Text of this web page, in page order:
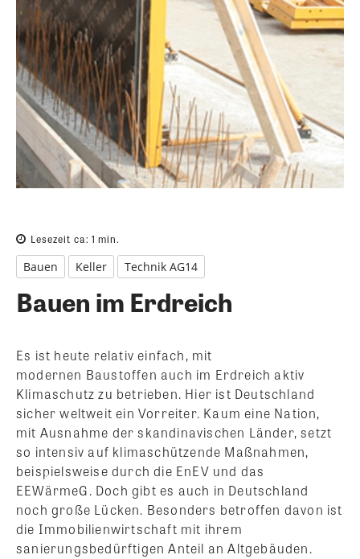
Lesezeit ca: 1 min.
Bauen Keller Technik AG14
Bauen im Erdreich
Es ist heute relativ einfach, mit
modernen Baustoffen auch im Erdreich aktiv
Klimaschutz zu betrieben. Hier ist Deutschland
sicher weltweit ein Vorreiter. Kaum eine Nation,
mit Ausnahme der skandinavischen Länder, setzt
so intensiv auf klimaschützende Maßnahmen,
beispielsweise durch die EnEV und das
EEWärmeG. Doch gibt es auch in Deutschland
noch große Lücken. Besonders betroffen davon ist
die Immobilienwirtschaft mit ihrem
sanierungsbedürftigen Anteil an Altgebäuden.